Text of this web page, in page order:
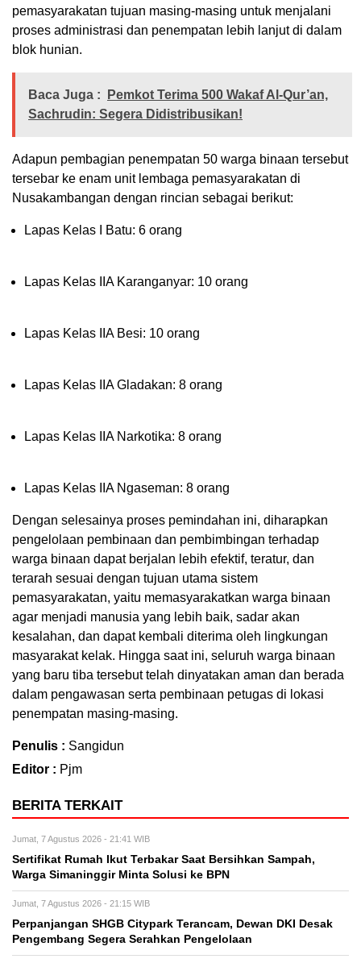
pemasyarakatan tujuan masing-masing untuk menjalani
proses administrasi dan penempatan lebih lanjut di dalam
blok hunian.
Baca Juga :
Pemkot Terima 500 Wakaf Al-Qur’an,
Sachrudin: Segera Didistribusikan!
Adapun pembagian penempatan 50 warga binaan tersebut
tersebar ke enam unit lembaga pemasyarakatan di
Nusakambangan dengan rincian sebagai berikut:
Lapas Kelas I Batu: 6 orang
Lapas Kelas IIA Karanganyar: 10 orang
Lapas Kelas IIA Besi: 10 orang
Lapas Kelas IIA Gladakan: 8 orang
Lapas Kelas IIA Narkotika: 8 orang
Lapas Kelas IIA Ngaseman: 8 orang
Dengan selesainya proses pemindahan ini, diharapkan
pengelolaan pembinaan dan pembimbingan terhadap
warga binaan dapat berjalan lebih efektif, teratur, dan
terarah sesuai dengan tujuan utama sistem
pemasyarakatan, yaitu memasyarakatkan warga binaan
agar menjadi manusia yang lebih baik, sadar akan
kesalahan, dan dapat kembali diterima oleh lingkungan
masyarakat kelak. Hingga saat ini, seluruh warga binaan
yang baru tiba tersebut telah dinyatakan aman dan berada
dalam pengawasan serta pembinaan petugas di lokasi
penempatan masing-masing.
Penulis : Sangidun
Editor : Pjm
BERITA TERKAIT
Jumat, 7 Agustus 2026 - 21:41 WIB
Sertifikat Rumah Ikut Terbakar Saat Bersihkan Sampah,
Warga Simaninggir Minta Solusi ke BPN
Jumat, 7 Agustus 2026 - 21:15 WIB
Perpanjangan SHGB Citypark Terancam, Dewan DKI Desak
Pengembang Segera Serahkan Pengelolaan